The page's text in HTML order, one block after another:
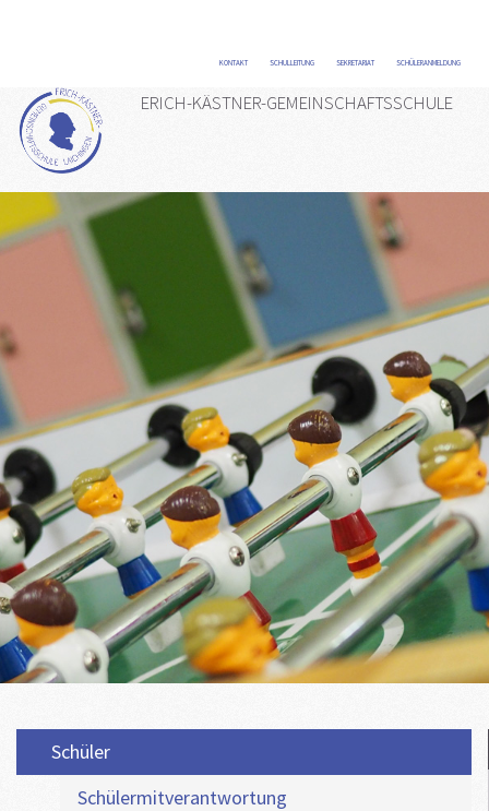
KONTAKT SCHULLEITUNG SEKRETARIAT SCHÜLERANMELDUNG
ERICH-KÄSTNER-GEMEINSCHAFTSSCHULE
Schüler
Schülermitverantwortung